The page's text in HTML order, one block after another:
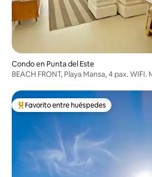
Condo en Punta del Este
BEACH FRONT, Playa Mansa, 4 pax.
Favorito entre huéspedes preferido
Favorito entre huéspedes